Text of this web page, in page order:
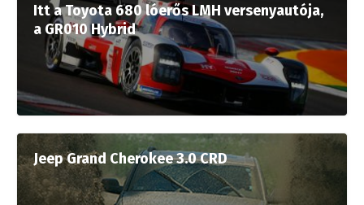
Itt a Toyota 680 lóerős LMH versenyautója,
a GR010 Hybrid
Jeep Grand Cherokee 3.0 CRD